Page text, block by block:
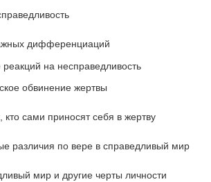
дифференциаций
на несправедливость
обвинение жертвы
сами приносят себя в жертву
различия по вере в справедливый мир
мир и другие черты личности